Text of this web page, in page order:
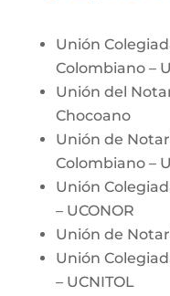
Unión
Colombiano –
Unión del
Chocoano
Unión de
Colombiano –
Unión
– UCONOR
Unión de
Unión
– UCNITOL